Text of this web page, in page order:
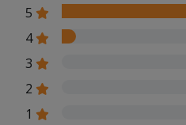
5
4
3
2
1